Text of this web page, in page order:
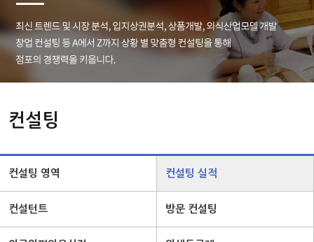
컨설팅
컨설팅 영역 컨설팅 실적
컨설턴트 방문 컨설팅